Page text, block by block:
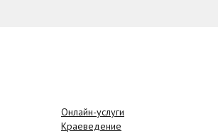
Онлайн-услуги
Краеведение